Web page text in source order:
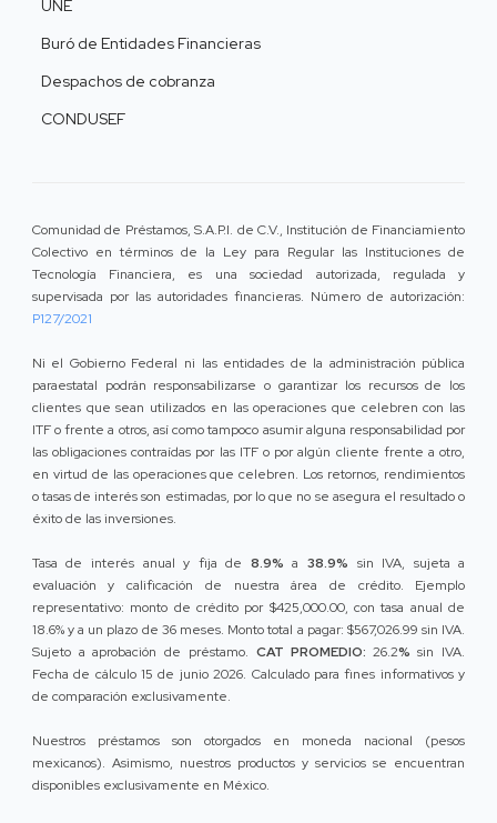
UNE
Buró de Entidades Financieras
Despachos de cobranza
CONDUSEF
Comunidad de Préstamos, S.A.P.I. de C.V., Institución de Financiamiento
Colectivo en términos de la Ley para Regular las Instituciones de
Tecnología Financiera, es una sociedad autorizada, regulada y
supervisada por las autoridades financieras. Número de autorización:
P127/2021
Ni el Gobierno Federal ni las entidades de la administración pública
paraestatal podrán responsabilizarse o garantizar los recursos de los
clientes que sean utilizados en las operaciones que celebren con las
ITF o frente a otros, así como tampoco asumir alguna responsabilidad por
las obligaciones contraídas por las ITF o por algún cliente frente a otro,
en virtud de las operaciones que celebren. Los retornos, rendimientos
o tasas de interés son estimadas, por lo que no se asegura el resultado o
éxito de las inversiones.
Tasa de interés anual y fija de 8.9% a 38.9% sin IVA, sujeta a
evaluación y calificación de nuestra área de crédito. Ejemplo
representativo: monto de crédito por $425,000.00, con tasa anual de
18.6% y a un plazo de 36 meses. Monto total a pagar: $567,026.99 sin IVA.
Sujeto a aprobación de préstamo. CAT PROMEDIO: 26.2% sin IVA.
Fecha de cálculo 15 de junio 2026. Calculado para fines informativos y
de comparación exclusivamente.
Nuestros préstamos son otorgados en moneda nacional (pesos
mexicanos). Asimismo, nuestros productos y servicios se encuentran
disponibles exclusivamente en México.